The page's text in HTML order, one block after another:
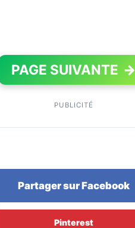
PAGE SUIVANTE →
PUBLICITÉ
Partager sur Facebook
Pinterest